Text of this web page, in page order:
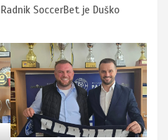
SoccerBet je Duško